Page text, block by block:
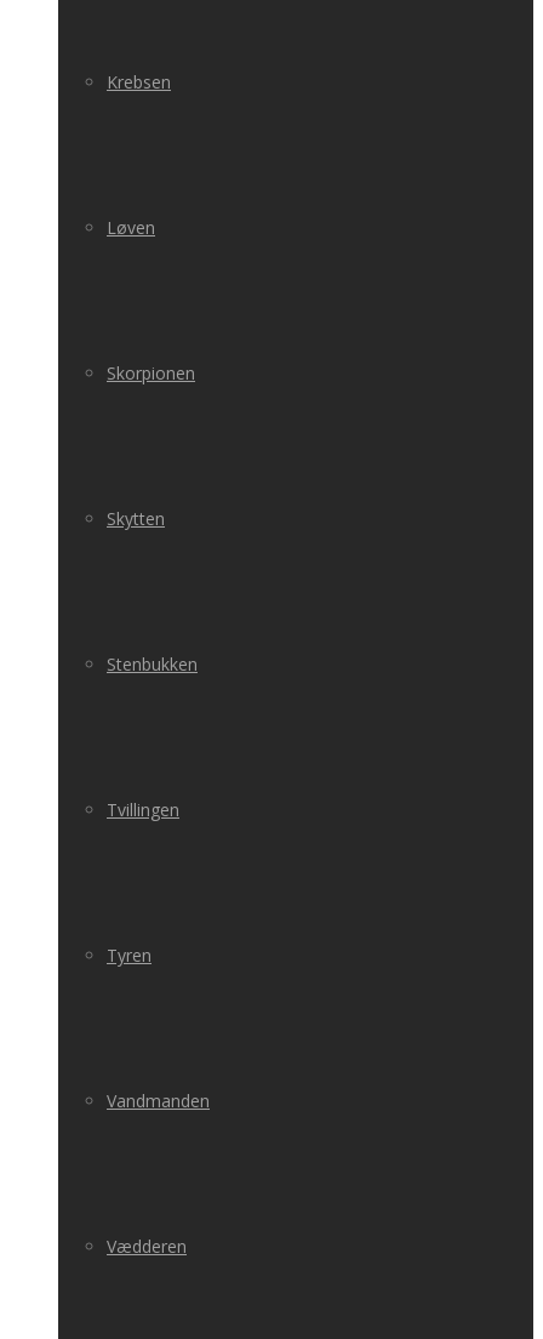
Krebsen
Løven
Skorpionen
Skytten
Stenbukken
Tvillingen
Tyren
Vandmanden
Vædderen